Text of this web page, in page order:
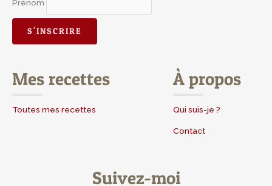
Prénom
Mes recettes
Toutes mes recettes
À propos
Qui suis-je ?
Contact
Suivez-moi